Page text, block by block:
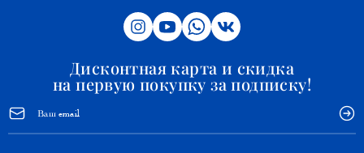
Дисконтная карта и скидка
на первую покупку за подписку!